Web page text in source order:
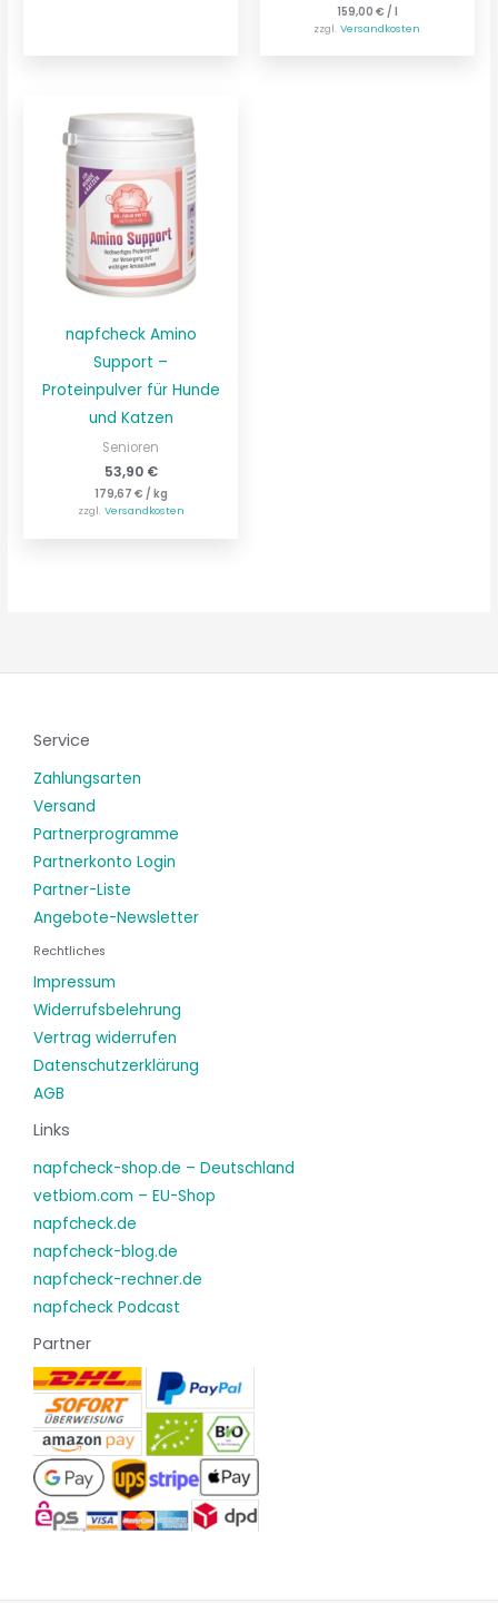
159,00 € / l
zzgl.Versandkosten
napfcheck Amino
Support –
Proteinpulver für Hunde
und Katzen
Senioren
53,90 €
179,67 € / kg
zzgl. Versandkosten
Service
Zahlungsarten
Versand
Partnerprogramme
Partnerkonto Login
Partner-Liste
Angebote-Newsletter
Rechtliches
Impressum
Widerrufsbelehrung
Vertrag widerrufen
Datenschutzerklärung
AGB
Links
napfcheck-shop.de – Deutschland
vetbiom.com – EU-Shop
napfcheck.de
napfcheck-blog.de
napfcheck-rechner.de
napfcheck Podcast
Partner